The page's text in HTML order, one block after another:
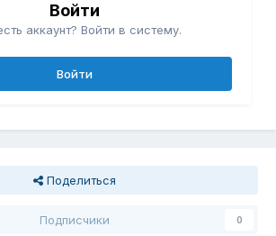
Войти
аккаунт? Войти в систему.
Войти
Поделиться
Подписчики 0